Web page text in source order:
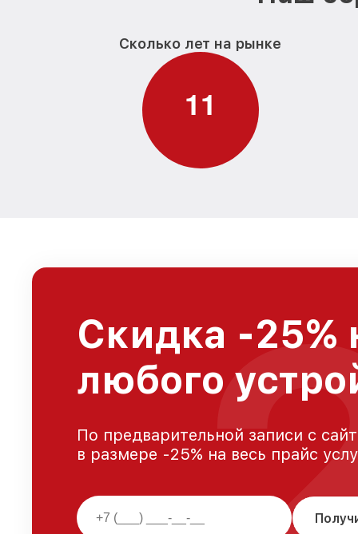
Сколько лет на рынке
11
Скидка -25%
любого
По предварительной записи с
в размере -25% на весь прайс